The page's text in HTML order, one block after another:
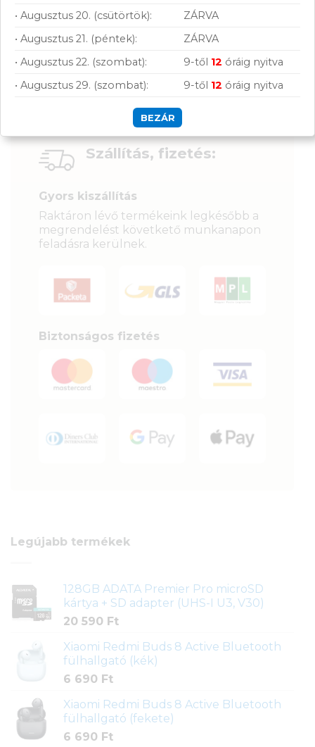
Szállítás, fizetés:
Gyors kiszállítás
Raktáron lévő termékeink legkésőbb a
megrendelést követkető munkanapon
feladásra kerülnek.
Biztonságos fizetés
Legújabb termékek
128GB ADATA Premier Pro microSD
kártya + SD adapter (UHS-I U3, V30)
20 590 Ft
Xiaomi Redmi Buds 8 Active Bluetooth
fülhallgató (kék)
6 690 Ft
Xiaomi Redmi Buds 8 Active Bluetooth
fülhallgató (fekete)
6 690 Ft
• Augusztus 20. (csütörtök):
ZÁRVA
• Augusztus 21. (péntek):
ZÁRVA
• Augusztus 22. (szombat):
9-től 12 óráig nyitva
• Augusztus 29. (szombat):
9-től 12 óráig nyitva
BEZÁR